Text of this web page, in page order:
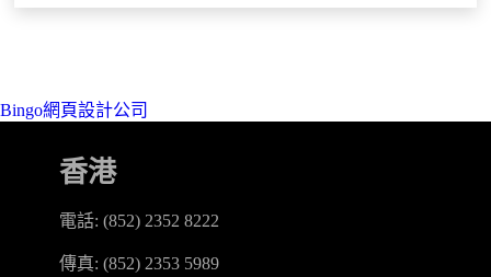
1978
1981
1982
Bingo網頁設計公司
香港
電話: (852) 2352 8222
傳真: (852) 2353 5989